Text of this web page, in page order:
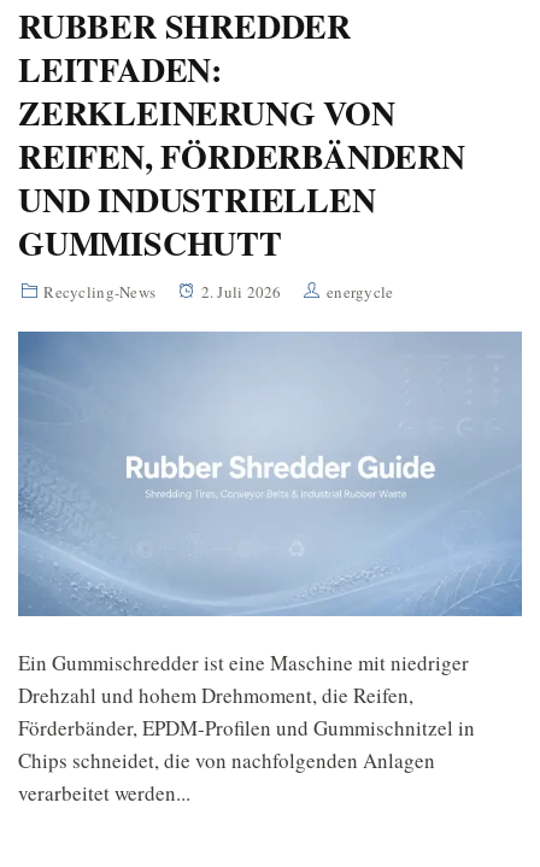
RUBBER SHREDDER
LEITFADEN:
ZERKLEINERUNG VON
REIFEN, FÖRDERBÄNDERN
UND INDUSTRIELLEN
GUMMISCHUTT
Recycling-News 2. Juli 2026 energycle
Ein Gummischredder ist eine Maschine mit niedriger
Drehzahl und hohem Drehmoment, die Reifen,
Förderbänder, EPDM-Profilen und Gummischnitzel in
Chips schneidet, die von nachfolgenden Anlagen
verarbeitet werden...